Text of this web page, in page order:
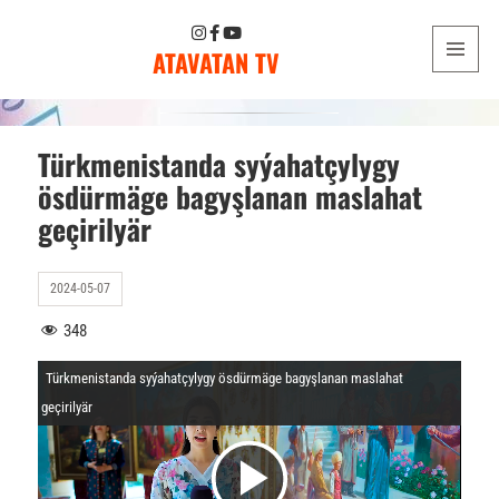
ATAVATAN TV
Türkmenistanda syýahatçylygy
ösdürmäge bagyşlanan maslahat
geçirilyär
2024-05-07
348
Türkmenistanda syýahatçylygy ösdürmäge bagyşlanan maslahat
geçirilyär
V